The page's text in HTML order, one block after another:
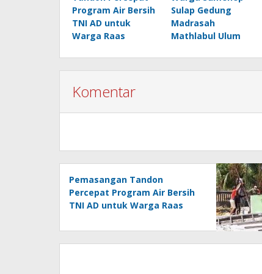
Program Air Bersih
TNI AD untuk
Warga Raas
Sulap Gedung
Madrasah
Mathlabul Ulum
Komentar
Pemasangan Tandon
Percepat Program Air Bersih
TNI AD untuk Warga Raas